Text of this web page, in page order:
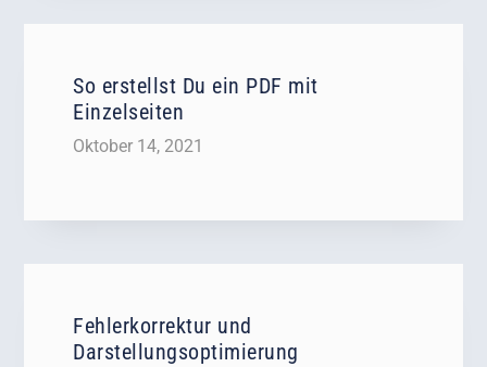
So erstellst Du ein PDF mit
Einzelseiten
Oktober 14, 2021
Fehlerkorrektur und
Darstellungsoptimierung